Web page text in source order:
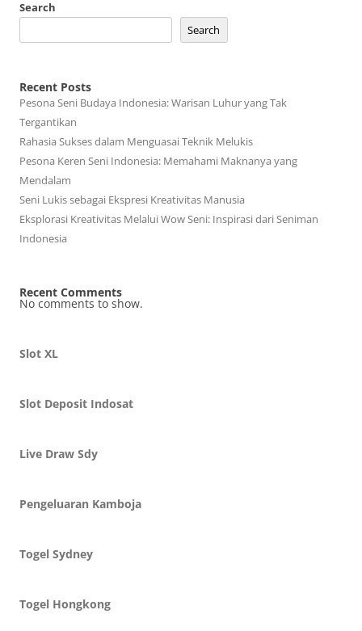
Search
Search
Recent Posts
Pesona Seni Budaya Indonesia: Warisan Luhur yang Tak
Tergantikan
Rahasia Sukses dalam Menguasai Teknik Melukis
Pesona Keren Seni Indonesia: Memahami Maknanya yang
Mendalam
Seni Lukis sebagai Ekspresi Kreativitas Manusia
Eksplorasi Kreativitas Melalui Wow Seni: Inspirasi dari Seniman
Indonesia
Recent Comments
No comments to show.
Slot XL
Slot Deposit Indosat
Live Draw Sdy
Pengeluaran Kamboja
Togel Sydney
Togel Hongkong